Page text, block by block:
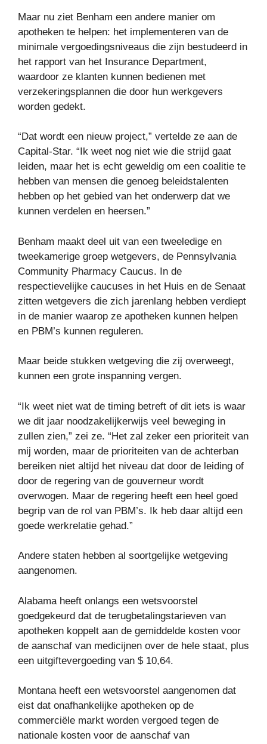
Maar nu ziet Benham een ​​andere manier om
apotheken te helpen: het implementeren van de
minimale vergoedingsniveaus die zijn bestudeerd in
het rapport van het Insurance Department,
waardoor ze klanten kunnen bedienen met
verzekeringsplannen die door hun werkgevers
worden gedekt.
“Dat wordt een nieuw project,” vertelde ze aan de
Capital-Star. “Ik weet nog niet wie die strijd gaat
leiden, maar het is echt geweldig om een ​​coalitie te
hebben van mensen die genoeg beleidstalenten
hebben op het gebied van het onderwerp dat we
kunnen verdelen en heersen.”
Benham maakt deel uit van een tweeledige en
tweekamerige groep wetgevers, de Pennsylvania
Community Pharmacy Caucus. In de
respectievelijke caucuses in het Huis en de Senaat
zitten wetgevers die zich jarenlang hebben verdiept
in de manier waarop ze apotheken kunnen helpen
en PBM’s kunnen reguleren.
Maar beide stukken wetgeving die zij overweegt,
kunnen een grote inspanning vergen.
“Ik weet niet wat de timing betreft of dit iets is waar
we dit jaar noodzakelijkerwijs veel beweging in
zullen zien,” zei ze. “Het zal zeker een prioriteit van
mij worden, maar de prioriteiten van de achterban
bereiken niet altijd het niveau dat door de leiding of
door de regering van de gouverneur wordt
overwogen. Maar de regering heeft een heel goed
begrip van de rol van PBM’s. Ik heb daar altijd een
goede werkrelatie gehad.”
Andere staten hebben al soortgelijke wetgeving
aangenomen.
Alabama heeft onlangs een wetsvoorstel
goedgekeurd dat de terugbetalingstarieven van
apotheken koppelt aan de gemiddelde kosten voor
de aanschaf van medicijnen over de hele staat, plus
een uitgiftevergoeding van $ 10,64.
Montana heeft een wetsvoorstel aangenomen dat
eist dat onafhankelijke apotheken op de
commerciële markt worden vergoed tegen de
nationale kosten voor de aanschaf van